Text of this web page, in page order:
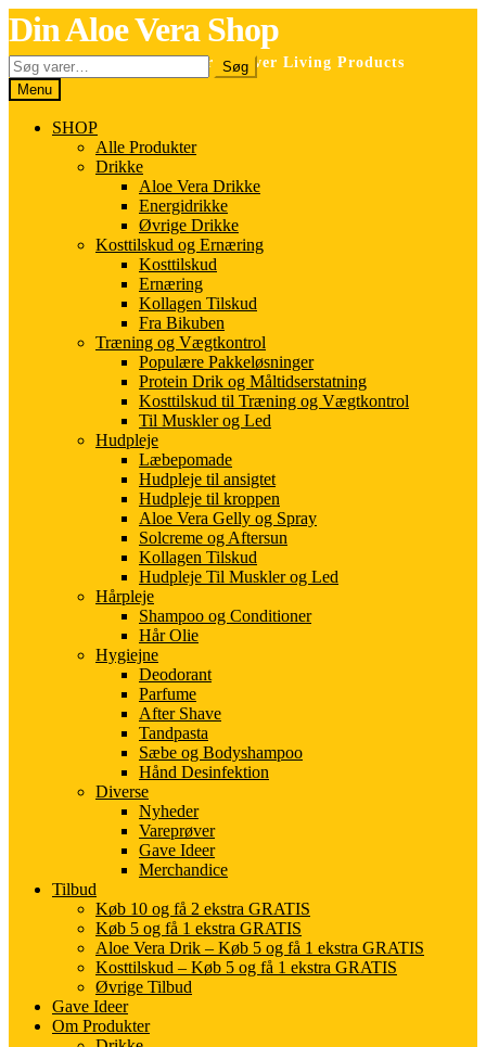
Spring
til
navigation
Spring
til
indhold
Din Aloe Vera Shop
Selvstændig forhandler for Forever Living Products
Søg
efter:
Søg
Menu
SHOP
Alle Produkter
Drikke
Aloe Vera Drikke
Energidrikke
Øvrige Drikke
Kosttilskud og Ernæring
Kosttilskud
Ernæring
Kollagen Tilskud
Fra Bikuben
Træning og Vægtkontrol
Populære Pakkeløsninger
Protein Drik og Måltidserstatning
Kosttilskud til Træning og Vægtkontrol
Til Muskler og Led
Hudpleje
Læbepomade
Hudpleje til ansigtet
Hudpleje til kroppen
Aloe Vera Gelly og Spray
Solcreme og Aftersun
Kollagen Tilskud
Hudpleje Til Muskler og Led
Hårpleje
Shampoo og Conditioner
Hår Olie
Hygiejne
Deodorant
Parfume
After Shave
Tandpasta
Sæbe og Bodyshampoo
Hånd Desinfektion
Diverse
Nyheder
Vareprøver
Gave Ideer
Merchandice
Tilbud
Køb 10 og få 2 ekstra GRATIS
Køb 5 og få 1 ekstra GRATIS
Aloe Vera Drik – Køb 5 og få 1 ekstra GRATIS
Kosttilskud – Køb 5 og få 1 ekstra GRATIS
Øvrige Tilbud
Gave Ideer
Om Produkter